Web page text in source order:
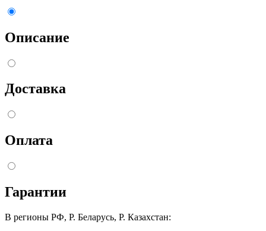
Описание
Доставка
Оплата
Гарантии
В регионы РФ, Р. Беларусь, Р. Казахстан: